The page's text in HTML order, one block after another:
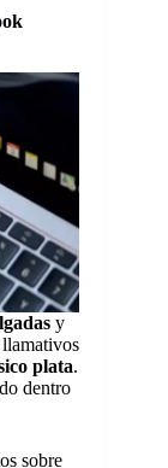
y
llamativos
plata.
dentro
sobre